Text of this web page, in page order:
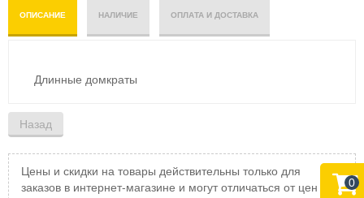
ОПИСАНИЕ НАЛИЧИЕ ОПЛАТА И ДОСТАВКА
Длинные домкраты
Цены и скидки на товары действительны только для
заказов в интернет-магазине и могут отличаться от цен и
0